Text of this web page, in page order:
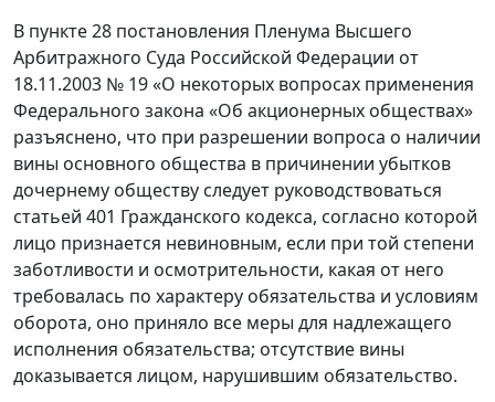
В пункте 28 постановления Пленума Высшего
Арбитражного Суда Российской Федерации от
18.11.2003 № 19 «О некоторых вопросах применения
Федерального закона «Об акционерных обществах»
разъяснено, что при разрешении вопроса о наличии
вины основного общества в причинении убытков
дочернему обществу следует руководствоваться
статьей 401 Гражданского кодекса, согласно которой
лицо признается невиновным, если при той степени
заботливости и осмотрительности, какая от него
требовалась по характеру обязательства и условиям
оборота, оно приняло все меры для надлежащего
исполнения обязательства; отсутствие вины
доказывается лицом, нарушившим обязательство.